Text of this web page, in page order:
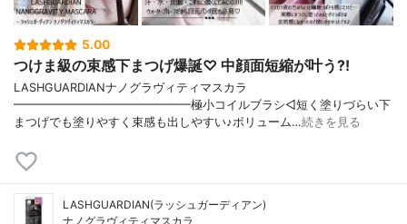
5.00
つけま級の束感下まつげ爆誕♡ 中顔面短縮が叶う?!
LASHGUARDIANナノグラヴィティマスカラ
━━━━━━━━━━━━━━━極小コイルブラシ◁短く塗りづらい下
まつげでも塗りやすく束感も出しやすい♪ボリューム…続きを見る
LASHGUARDIAN(ラッシュガーディアン)
ナノグラヴィティマスカラ